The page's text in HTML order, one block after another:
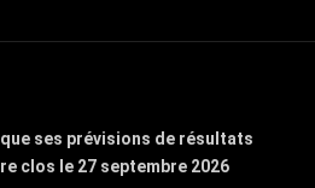
ses prévisions de résultats
clos le 27 septembre 2026